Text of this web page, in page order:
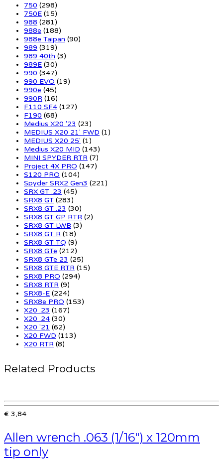
750 (298)
750E (15)
988 (281)
988e (188)
988e Taipan (90)
989 (319)
989 40th (3)
989E (30)
990 (347)
990 EVO (19)
990e (45)
990R (16)
F110 SF4 (127)
F190 (68)
Medius X20 '23 (23)
MEDIUS X20 21' FWD (1)
MEDIUS X20 25' (1)
Medius X20 MID (143)
MINI SPYDER RTR (7)
Project 4X PRO (147)
S120 PRO (104)
Spyder SRX2 Gen3 (221)
SRX GT .23 (45)
SRX8 GT (283)
SRX8 GT .23 (30)
SRX8 GT GP RTR (2)
SRX8 GT LWB (3)
SRX8 GT R (18)
SRX8 GT TQ (9)
SRX8 GTe (212)
SRX8 GTe 23 (25)
SRX8 GTE RTR (15)
SRX8 PRO (294)
SRX8 RTR (9)
SRX8-E (224)
SRX8e PRO (153)
X20 .23 (167)
X20 .24 (30)
X20 '21 (62)
X20 FWD (113)
X20 RTR (8)
Related Products
€ 3,84
Allen wrench .063 (1/16″) x 120mm
tip only